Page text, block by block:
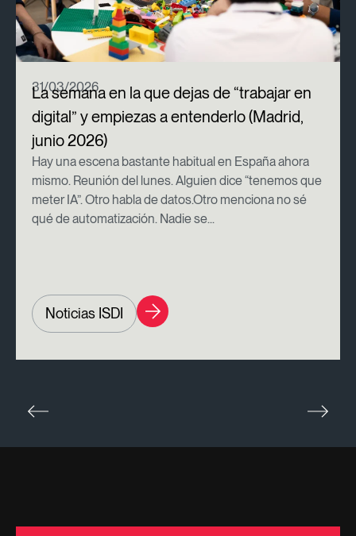
31/03/2026
La semana en la que dejas de “trabajar en
digital” y empiezas a entenderlo (Madrid,
junio 2026)
Hay una escena bastante habitual en España ahora
mismo. Reunión del lunes. Alguien dice “tenemos que
meter IA”. Otro habla de datos.Otro menciona no sé
qué de automatización. Nadie se...
Noticias ISDI